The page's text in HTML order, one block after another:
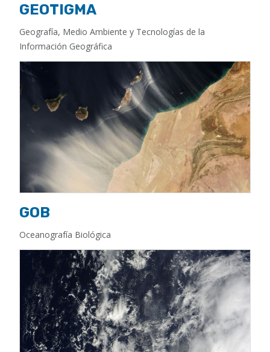
GEOTIGMA
Geografía, Medio Ambiente y Tecnologías de la
Información Geográfica
GOB
Oceanografía Biológica